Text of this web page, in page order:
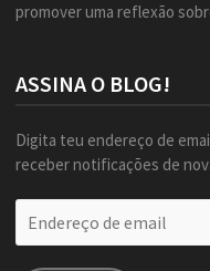
promover uma reflexão
ASSINA O BLOG!
Digita teu endereço de
receber notificações de
de